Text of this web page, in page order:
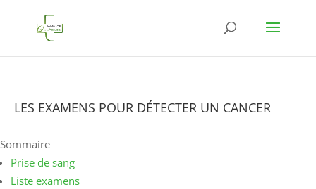
LES EXAMENS POUR DÉTECTER UN CANCER
Sommaire
Prise de sang
Liste examens